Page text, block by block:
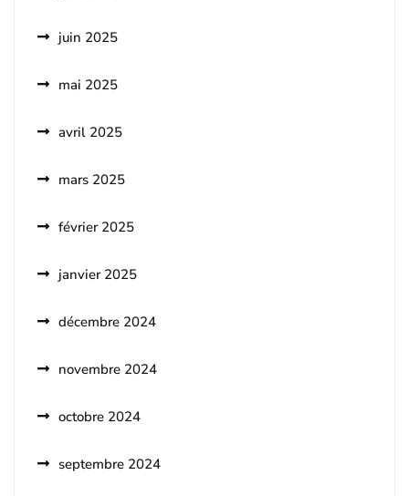
juin 2025
mai 2025
avril 2025
mars 2025
février 2025
janvier 2025
décembre 2024
novembre 2024
octobre 2024
septembre 2024